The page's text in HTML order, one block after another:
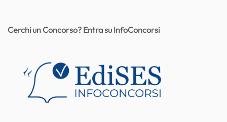
Cerchi un Concorso? Entra su InfoConcorsi